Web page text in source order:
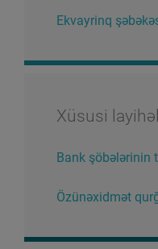
Ekvayrinq
Xüsusi
Bank şöbələrinin
Özünəxidmət